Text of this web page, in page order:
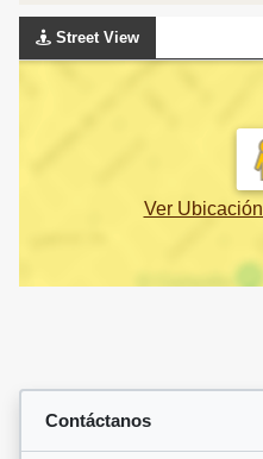
Street View
Ver Ubicación
Contáctanos